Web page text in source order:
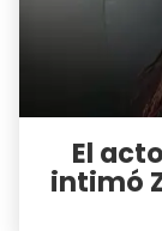
El
intimó